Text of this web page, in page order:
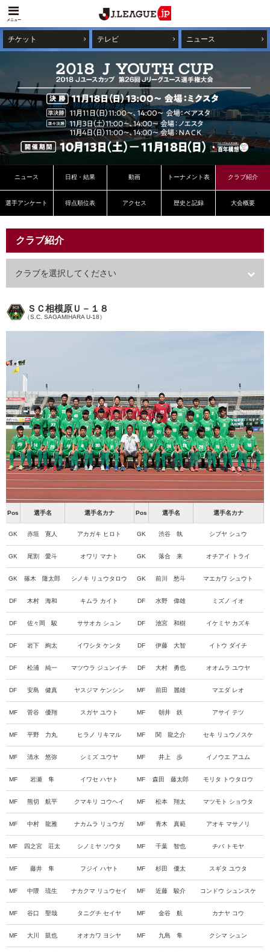
メニュー
チケット テレビ ニュース
ニュース 日程・結果 動画 トーナメント表 クラブ紹介
選手アンケート 得点順位表 アクセス 歴史と記録 大会概要
クラブ紹介
クラブを選択してください
ＳＣ相模原Ｕ－１８
（S.C. SAGAMIHARA U-18）
Pos 選手名 選手名カナ Pos 選手名 選手名カナ
GK 赤垣 寛人 アカガキ ヒロト GK 渋谷 執 シブヤ シュウ
GK 尾割 愛斗 オワリ マナト GK 落合 来 オチアイ トライ
GK 篠木 隆太郎 シノキ リュウタロウ GK 前川 愁斗 マエカワ シュウト
DF 木村 海和 キムラ カイト DF 水野 偉雄 ミズノ イオ
DF 佐々岡 駿 ササオカ シュン DF 池宮 和樹 イケミヤ カズキ
DF 岩下 絢太 イワシタ ケンタ DF 伊藤 大智 イトウ ダイチ
DF 松浦 純一 マツウラ ジュンイチ DF 大村 勇也 オオムラ ユウヤ
DF 安島 健真 ヤスジマ ケンシン MF 前田 麗雄 マエダ レオ
MF 菅谷 優翔 スガヤ ユウト MF 朝井 鉄 アサイ テツ
MF 平野 力丸 ヒラノ リキマル MF 関 龍之介 セキ リュウノスケ
MF 清水 悠弥 シミズ ユウヤ MF 井上 歩 イノウエ アユム
MF 岩瀬 隼 イワセ ハヤト MF 森田 藤太郎 モリタ トウタロウ
MF 熊切 航平 クマキリ コウヘイ MF 松本 翔太 マツモト ショウタ
MF 中村 龍雅 ナカムラ リュウガ MF 青木 真範 アオキ マサノリ
MF 四之宮 荘太 シノミヤ ソウタ MF 千葉 智也 チバ トモヤ
MF 藤井 隼 フジイ ハヤト MF 杉田 優太 スギタ ユウタ
MF 中隈 琉生 ナカクマ リュウセイ MF 近藤 駿介 コンドウ シュンスケ
MF 谷口 聖哉 タニグチ セイヤ MF 金谷 航 カナヤ コウ
MF 大川 凱也 オオカワ ヨシヤ MF 九島 隼 クシマ シュン